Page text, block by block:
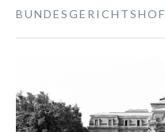
BUNDESGERICHTSHOF